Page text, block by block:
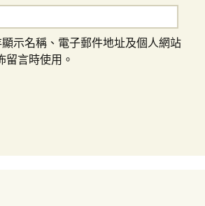
示名稱、電子郵件地址及個人網站
留言時使用。